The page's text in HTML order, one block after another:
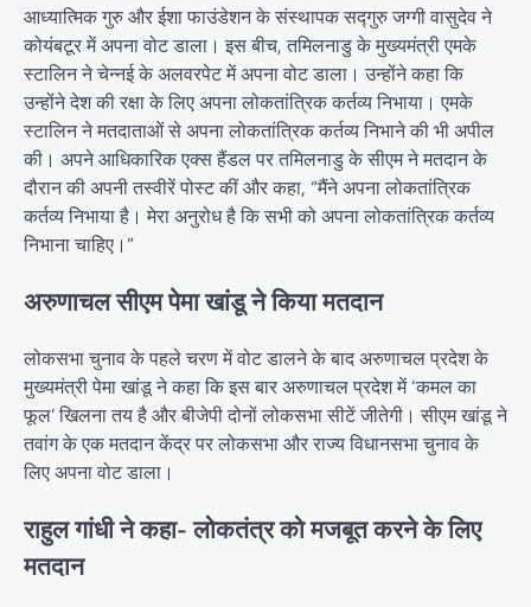
आध्यात्मिक गुरु और ईशा फाउंडेशन के संस्थापक सद्गुरु जग्गी वासुदेव ने
कोयंबटूर में अपना वोट डाला। इस बीच, तमिलनाडु के मुख्यमंत्री एमके
स्टालिन ने चेन्नई के अलवरपेट में अपना वोट डाला। उन्होंने कहा कि
उन्होंने देश की रक्षा के लिए अपना लोकतांत्रिक कर्तव्य निभाया। एमके
स्टालिन ने मतदाताओं से अपना लोकतांत्रिक कर्तव्य निभाने की भी अपील
की। अपने आधिकारिक एक्स हैंडल पर तमिलनाडु के सीएम ने मतदान के
दौरान की अपनी तस्वीरें पोस्ट कीं और कहा, “मैंने अपना लोकतांत्रिक
कर्तव्य निभाया है। मेरा अनुरोध है कि सभी को अपना लोकतांत्रिक कर्तव्य
निभाना चाहिए।”
अरुणाचल सीएम पेमा खांडू ने किया मतदान
लोकसभा चुनाव के पहले चरण में वोट डालने के बाद अरुणाचल प्रदेश के
मुख्यमंत्री पेमा खांडू ने कहा कि इस बार अरुणाचल प्रदेश में ‘कमल का
फूल’ खिलना तय है और बीजेपी दोनों लोकसभा सीटें जीतेगी। सीएम खांडू ने
तवांग के एक मतदान केंद्र पर लोकसभा और राज्य विधानसभा चुनाव के
लिए अपना वोट डाला।
राहुल गांधी ने कहा- लोकतंत्र को मजबूत करने के लिए
मतदान